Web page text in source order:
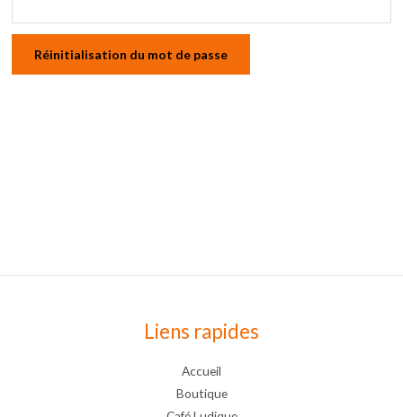
Réinitialisation du mot de passe
Liens rapides
Accueil
Boutique